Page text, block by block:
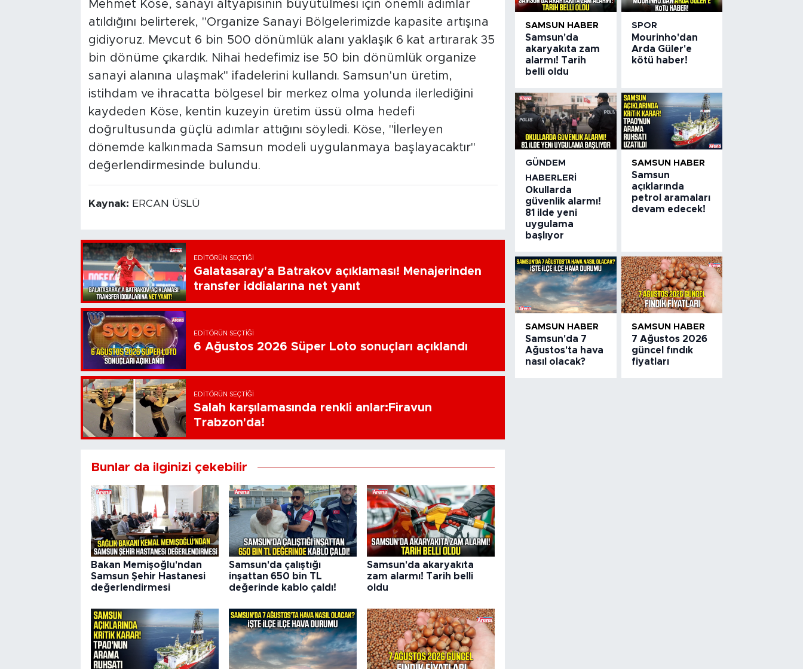
Mehmet Köse, sanayi altyapısının büyütülmesi için önemli adımlar
atıldığını belirterek, "Organize Sanayi Bölgelerimizde kapasite artışına
gidiyoruz. Mevcut 6 bin 500 dönümlük alanı yaklaşık 6 kat artırarak 35
bin dönüme çıkardık. Nihai hedefimiz ise 50 bin dönümlük organize
sanayi alanına ulaşmak" ifadelerini kullandı. Samsun'un üretim,
istihdam ve ihracatta bölgesel bir merkez olma yolunda ilerlediğini
kaydeden Köse, kentin kuzeyin üretim üssü olma hedefi
doğrultusunda güçlü adımlar attığını söyledi. Köse, "İlerleyen
dönemde kalkınmada Samsun modeli uygulanmaya başlayacaktır"
değerlendirmesinde bulundu.
Kaynak: ERCAN ÜSLÜ
EDITÖRÜN SEÇTIĞI
Galatasaray'a Batrakov açıklaması! Menajerinden
transfer iddialarına net yanıt
EDITÖRÜN SEÇTIĞI
6 Ağustos 2026 Süper Loto sonuçları açıklandı
EDITÖRÜN SEÇTIĞI
Salah karşılamasında renkli anlar:Firavun
Trabzon'da!
Bunlar da ilginizi çekebilir
Bakan Memişoğlu'ndan
Samsun Şehir Hastanesi
değerlendirmesi
Samsun'da çalıştığı
inşattan 650 bin TL
değerinde kablo çaldı!
Samsun'da akaryakıta
zam alarmı! Tarih belli
oldu
SAMSUN HABER
Samsun'da
akaryakıta zam
alarmı! Tarih
belli oldu
SPOR
Mourinho'dan
Arda Güler'e
kötü haber!
GÜNDEM
HABERLERI
Okullarda
güvenlik alarmı!
81 ilde yeni
uygulama
başlıyor
SAMSUN HABER
Samsun
açıklarında
petrol aramaları
devam edecek!
SAMSUN HABER
Samsun'da 7
Ağustos'ta hava
nasıl olacak?
SAMSUN HABER
7 Ağustos 2026
güncel fındık
fiyatları